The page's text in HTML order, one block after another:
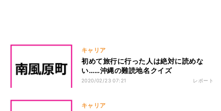
キャリア
初めて旅行に行った人は絶対に読めな
い……沖縄の難読地名クイズ
2020/02/23 07:21 レポート
キャリア